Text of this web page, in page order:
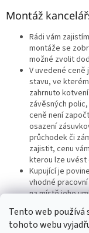
Tento web používá
tohoto webu
Montáž
Rádi vám
montáže se
možné zvolit
V uvedené
stavu, ve
zahrnuto
závěsných
ceně není
osazení
průchodek či
zajistit, cenu
kterou lze uvést
Kupující je
vhodné
na místě jeho
nábytku našimi
je bez
demontáž